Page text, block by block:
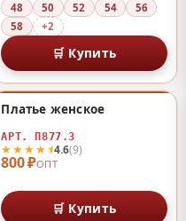
48 50 52 54
56
58
+2
🛒 Купить
800 ₽ОПТ
★★★★⯨4.6(9)
Платье женское
АРТ. П877.3
🛒 Купить